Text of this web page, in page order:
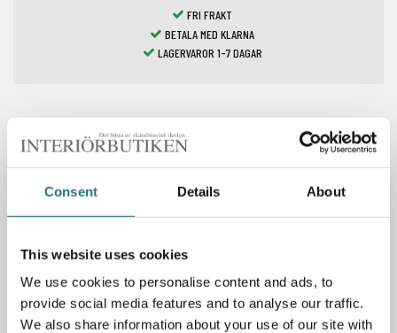
Consent Details About
This website uses cookies
We use cookies to personalise content and ads, to
provide social media features and to analyse our traffic.
We also share information about your use of our site with
FRI FRAKT
BETALA MED KLARNA
LAGERVAROR 1-7 DAGAR
Spara som favorit
Artikelnummer 202143